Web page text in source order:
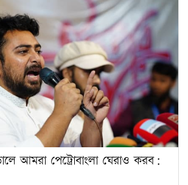
আমরা পেট্রোবাংলা ঘেরাও করব: